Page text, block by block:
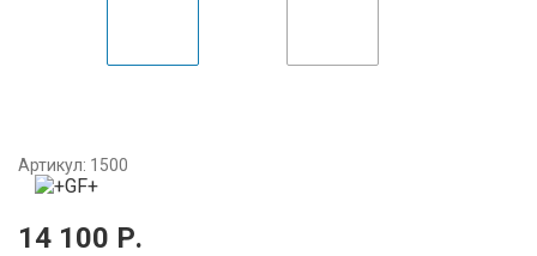
Артикул: 1500
14 100 Р.